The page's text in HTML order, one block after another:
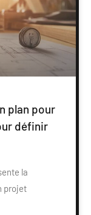
plan pour
définir
la
projet